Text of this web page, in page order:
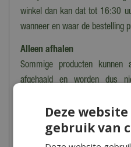
winkel dan kan dat tot 16:30
wanneer en waar de bestelling
Alleen afhalen
Sommige producten
afgehaald en worden dus
breekbare, kwetsbare, zware
In dit geval zie je de tekst
opgehaald, niet verzonden'
bestelproces.
Deze
gebruik van